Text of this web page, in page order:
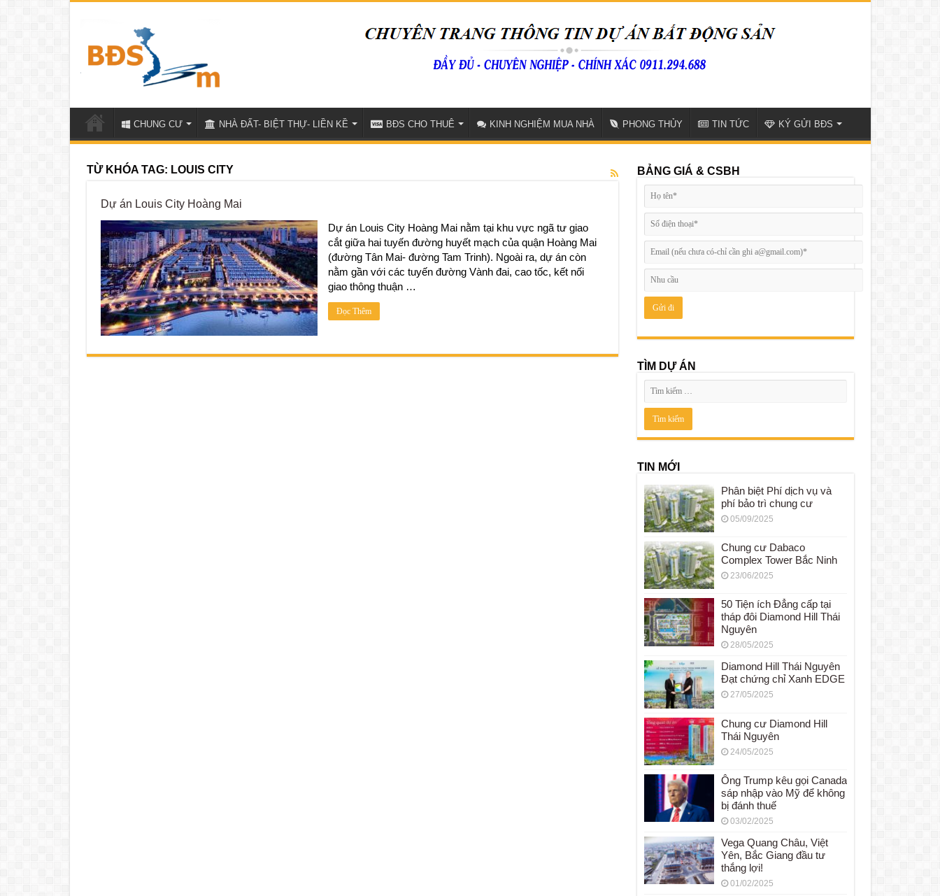
CHUNG CƯ NHÀ ĐẤT- BIỆT THỰ- LIỀN KỀ BĐS CHO THUÊ KINH NGHIỆM MUA NHÀ PHONG THỦY TIN TỨC KÝ GỬI BĐS
TỪ KHÓA TAG: LOUIS CITY
Dự án Louis City Hoàng Mai
Dự án Louis City Hoàng Mai nằm tại khu vực ngã tư giao
cắt giữa hai tuyến đường huyết mạch của quận Hoàng Mai
(đường Tân Mai- đường Tam Trinh). Ngoài ra, dự án còn
nằm gần với các tuyến đường Vành đai, cao tốc, kết nối
giao thông thuận …
Đọc Thêm
BẢNG GIÁ & CSBH
TÌM DỰ ÁN
TIN MỚI
Phân biệt Phí dịch vụ và
phí bảo trì chung cư
05/09/2025
Chung cư Dabaco
Complex Tower Bắc Ninh
23/06/2025
50 Tiện ích Đẳng cấp tại
tháp đôi Diamond Hill Thái
Nguyên
28/05/2025
Diamond Hill Thái Nguyên
Đạt chứng chỉ Xanh EDGE
27/05/2025
Chung cư Diamond Hill
Thái Nguyên
24/05/2025
Ông Trump kêu gọi Canada
sáp nhập vào Mỹ để không
bị đánh thuế
03/02/2025
Vega Quang Châu, Việt
Yên, Bắc Giang đầu tư
thắng lợi!
01/02/2025